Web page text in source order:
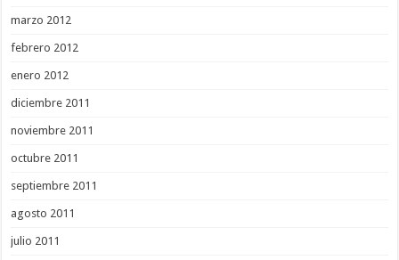
marzo 2012
febrero 2012
enero 2012
diciembre 2011
noviembre 2011
octubre 2011
septiembre 2011
agosto 2011
julio 2011